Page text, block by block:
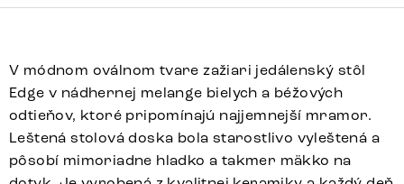
V módnom oválnom tvare zažiari jedálenský stôl
Edge v nádhernej melange bielych a béžových
odtieňov, ktoré pripomínajú najjemnejší mramor.
Leštená stolová doska bola starostlivo vyleštená a
pôsobí mimoriadne hladko a takmer mäkko na